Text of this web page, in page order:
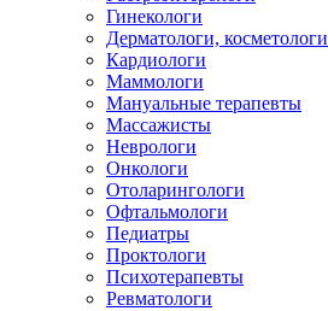
Гинекологи
Дерматологи, косметологи
Кардиологи
Маммологи
Мануальные терапевты
Массажисты
Неврологи
Онкологи
Отоларингологи
Офтальмологи
Педиатры
Проктологи
Психотерапевты
Ревматологи